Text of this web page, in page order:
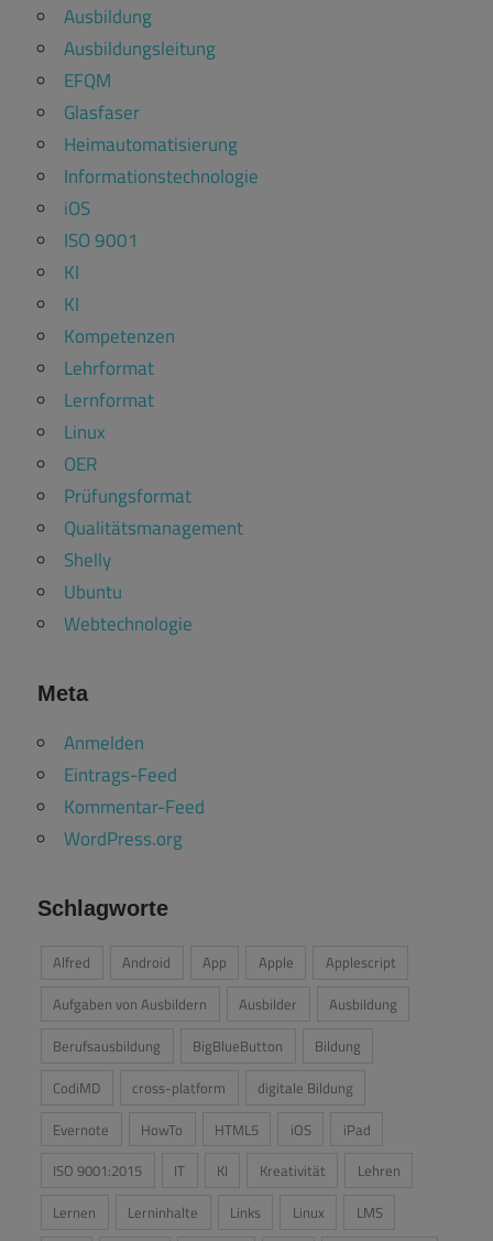
Ausbildung
Ausbildungsleitung
EFQM
Glasfaser
Heimautomatisierung
Informationstechnologie
iOS
ISO 9001
KI
KI
Kompetenzen
Lehrformat
Lernformat
Linux
OER
Prüfungsformat
Qualitätsmanagement
Shelly
Ubuntu
Webtechnologie
Meta
Anmelden
Eintrags-Feed
Kommentar-Feed
WordPress.org
Schlagworte
Alfred Android App Apple
Applescript
Aufgaben von Ausbildern
Ausbilder
Ausbildung
Berufsausbildung
BigBlueButton
Bildung
CodiMD
cross-platform
digitale Bildung
Evernote
HowTo HTML5 iOS
iPad
ISO 9001:2015
IT KI Kreativität
Lehren
Lernen
Lerninhalte Links Linux
LMS